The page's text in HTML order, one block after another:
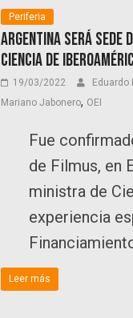
Periferia
Argentina será sede
Ciencia de
19/03/2022 Eduardo
Mariano Jabonero, OEI
Fue
de Filmus, en
ministra de
experiencia
Leer más